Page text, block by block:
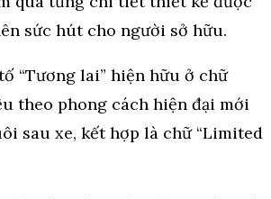
sức hút cho người sở hữu.
“Tương lai” hiện hữu ở chữ
theo phong cách hiện đại mới
sau xe, kết hợp là chữ “Limited